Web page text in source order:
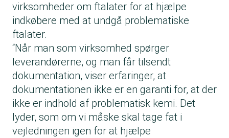
virksomheder om ftalater for at hjælpe
indkøbere med at undgå problematiske
ftalater.
“Når man som virksomhed spørger
leverandørerne, og man får tilsendt
dokumentation, viser erfaringer, at
dokumentationen ikke er en garanti for, at der
ikke er indhold af problematisk kemi. Det
lyder, som om vi måske skal tage fat i
vejledningen igen for at hjælpe